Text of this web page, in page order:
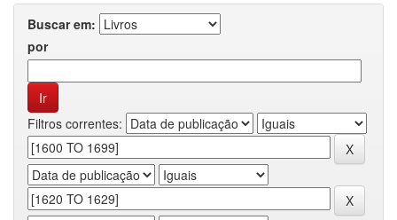
Buscar em:
por
Filtros correntes: